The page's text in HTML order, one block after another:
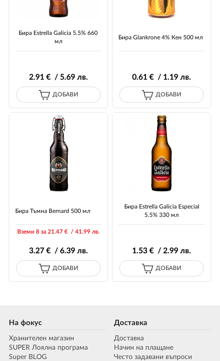
Бира Estrella Galicia 5.5% 660
мл
2.91€ / 5.69лв.
ДОБАВИ
Бира Glankrone 4% Кен 500 мл
0.61 € / 1.19 лв.
ДОБАВИ
Бира Тъмна Bernard 500 мл
Вземи 8 за 21.47€ / 41.99лв.
3.27€ / 6.39лв.
ДОБАВИ
Бира Estrella Galicia Especial
5.5% 330 мл
1.53 € / 2.99 лв.
ДОБАВИ
На фокус
Хранителен магазин
SUPER Лоялна програма
Super BLOG
Доставка
Доставка
Начин на плащане
Често задавани въпроси